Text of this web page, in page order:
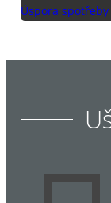
Úspora spotřeby